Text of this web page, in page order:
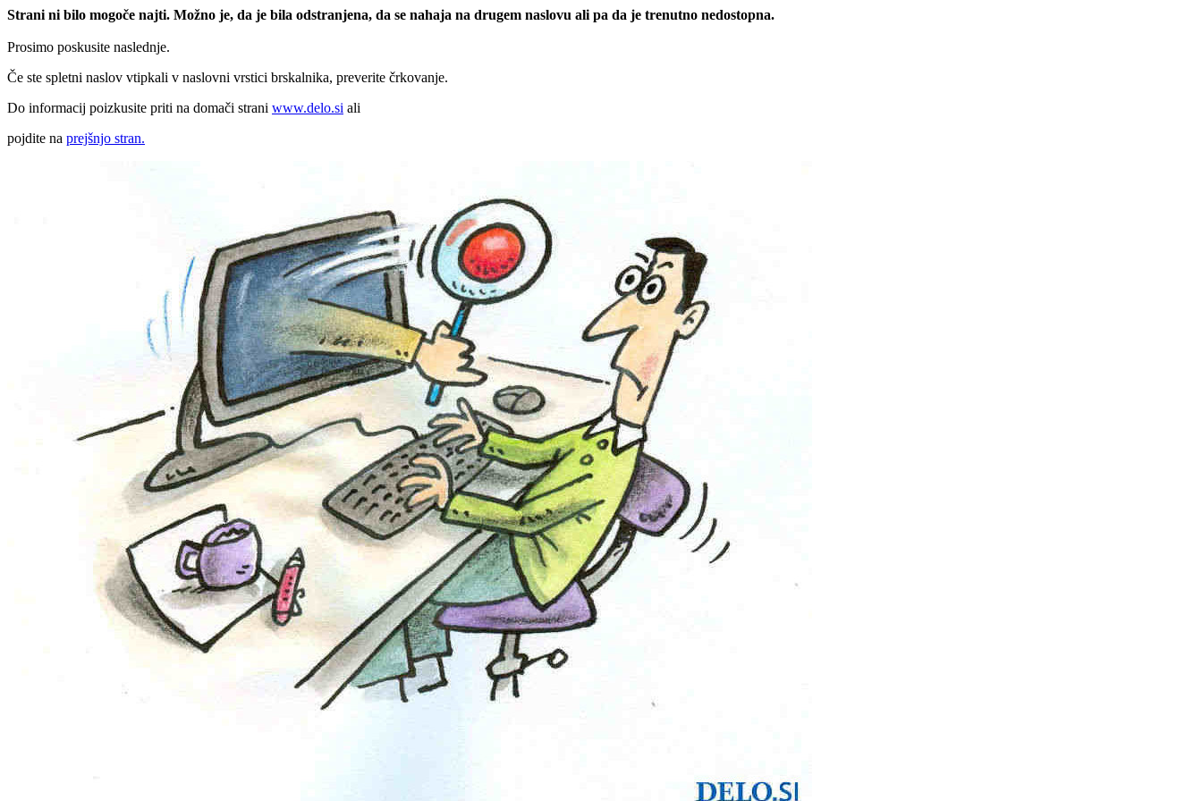
Strani ni bilo mogoče najti. Možno je, da je bila odstranjena, da se nahaja na drugem naslovu ali pa da je trenutno nedostopna.
Prosimo poskusite naslednje.
Če ste spletni naslov vtipkali v naslovni vrstici brskalnika, preverite črkovanje.
Do informacij poizkusite priti na domači strani www.delo.si ali
pojdite na prejšnjo stran.